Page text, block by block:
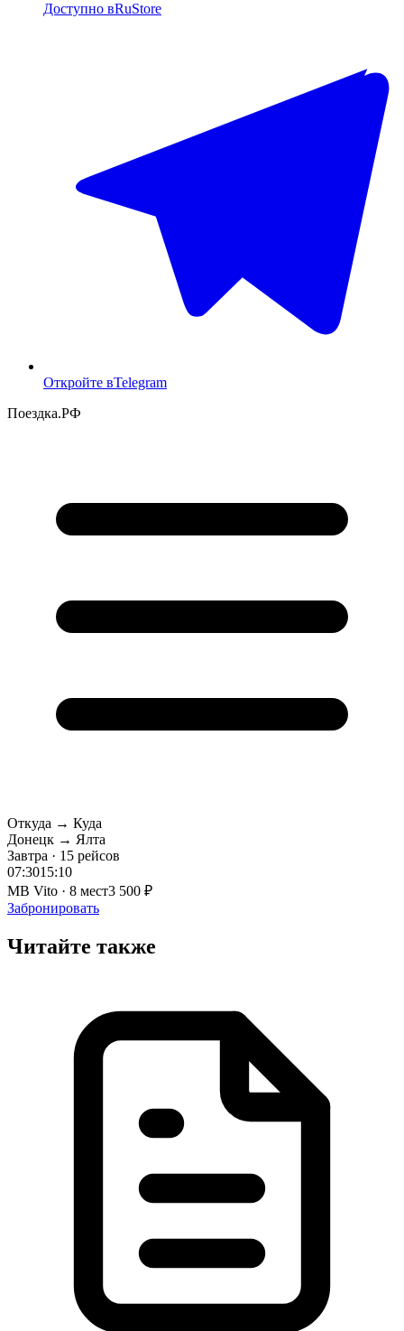
Доступно вRuStore
Откройте вTelegram
Поездка.РФ
Откуда → Куда
Донецк → Ялта
Завтра · 15 рейсов
07:3015:10
MB Vito · 8 мест3 500 ₽
Забронировать
Читайте также